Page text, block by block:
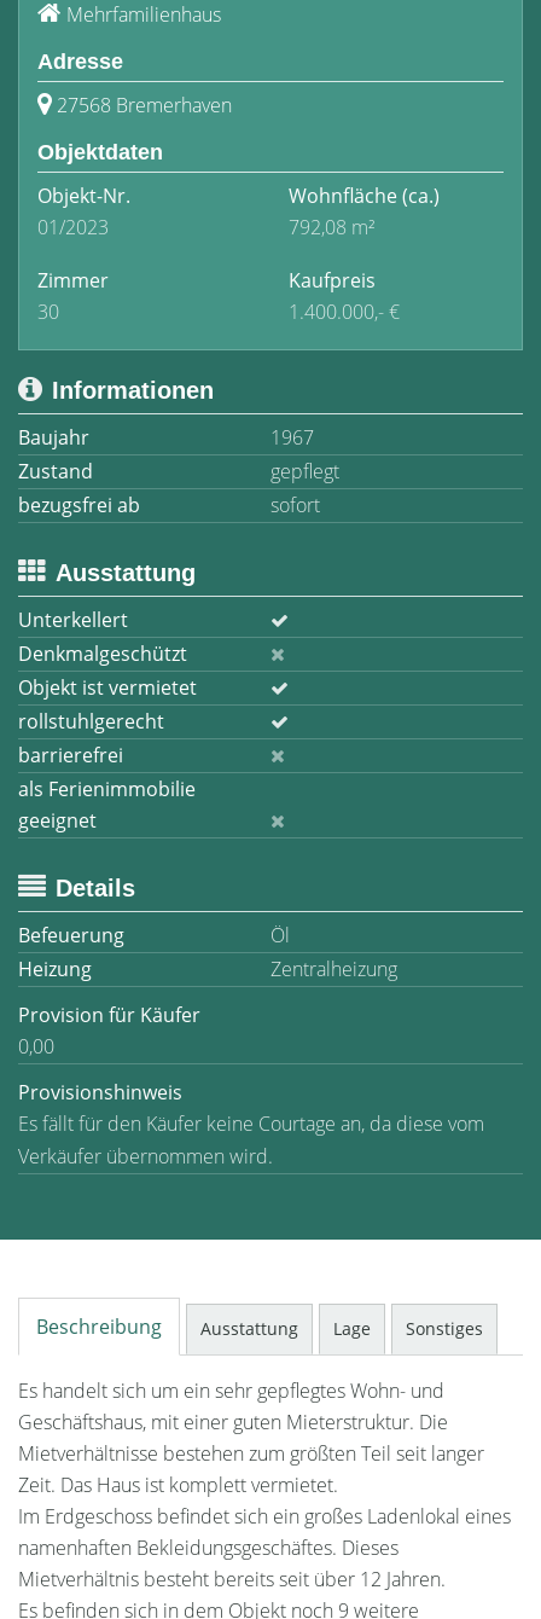
Mehrfamilienhaus
Adresse
27568 Bremerhaven
Objektdaten
Objekt-Nr.
01/2023
Wohnfläche(ca.)
792,08 m²
Zimmer
30
Kaufpreis
1.400.000,- €
Informationen
Baujahr
1967
Zustand
gepflegt
bezugsfrei ab
sofort
Ausstattung
Unterkellert
Denkmalgeschützt
Objekt ist vermietet
rollstuhlgerecht
barrierefrei
als Ferienimmobilie
geeignet
Details
Befeuerung
Öl
Heizung
Zentralheizung
Provision für Käufer
0,00
Provisionshinweis
Es fällt für den Käufer keine Courtage an, da diese vom
Verkäufer übernommen wird.
Beschreibung Ausstattung Lage Sonstiges
Es handelt sich um ein sehr gepflegtes Wohn- und
Geschäftshaus, mit einer guten Mieterstruktur. Die
Mietverhältnisse bestehen zum größten Teil seit langer
Zeit. Das Haus ist komplett vermietet.
Im Erdgeschoss befindet sich ein großes Ladenlokal eines
namenhaften Bekleidungsgeschäftes. Dieses
Mietverhältnis besteht bereits seit über 12 Jahren.
Es befinden sich in dem Objekt noch 9 weitere